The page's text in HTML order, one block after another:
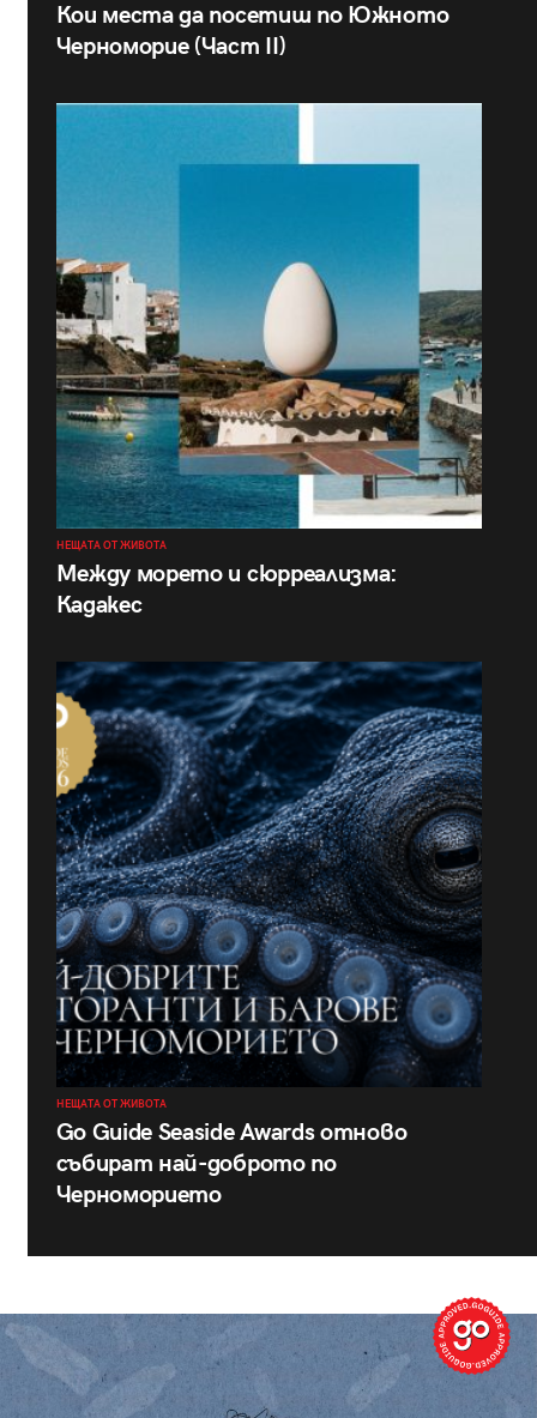
Кои места да посетиш по Южното
Черноморие (Част II)
НЕЩАТА ОТ ЖИВОТА
Между морето и сюрреализма:
Кадакес
НЕЩАТА ОТ ЖИВОТА
Go Guide Seaside Awards отново
събират най-доброто по
Черноморието